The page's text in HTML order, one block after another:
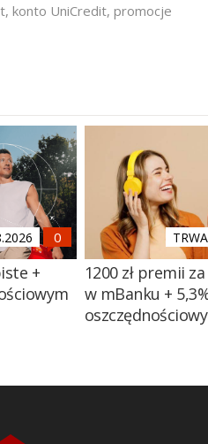
, konto UniCredit, promocje
+
1200 zł premii
w mBanku +